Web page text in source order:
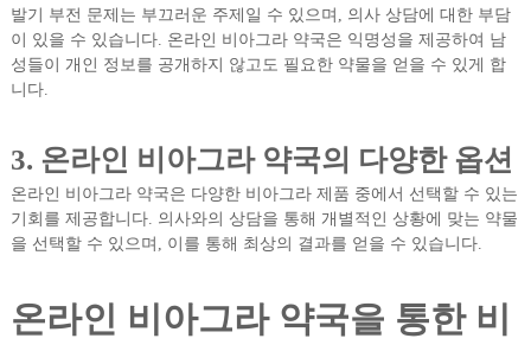
발기 부전 문제는 부끄러운 주제일 수 있으며, 의사 상담에 대한 부담
이 있을 수 있습니다. 온라인 비아그라 약국은 익명성을 제공하여 남
성들이 개인 정보를 공개하지 않고도 필요한 약물을 얻을 수 있게 합
니다.
3. 온라인 비아그라 약국의 다양한 옵션
온라인 비아그라 약국은 다양한 비아그라 제품 중에서 선택할 수 있는
기회를 제공합니다. 의사와의 상담을 통해 개별적인 상황에 맞는 약물
을 선택할 수 있으며, 이를 통해 최상의 결과를 얻을 수 있습니다.
온라인 비아그라 약국을 통한 비